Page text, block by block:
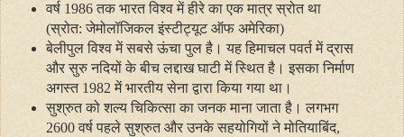
वर्ष 1986 तक भारत विश्‍व में हीरे का एक मात्र स्रोत था
(स्रोत: जेमोलॉजिकल इंस्‍टी‍ट्यूट ऑफ अमेरिका)
बेलीपुल विश्‍व‍ में सबसे ऊंचा पुल है। यह हिमाचल पवर्त में द्रास
और सुरु नदियों के बीच लद्दाख घाटी में स्थित है। इसका निर्माण
अगस्‍त 1982 में भारतीय सेना द्वारा किया गया था।
सुश्रुत को शल्‍य चिकित्‍सा का जनक माना जाता है। लगभग
2600 वर्ष पहले सुश्रुत और उनके सहयोगियों ने मोतियाबिंद,